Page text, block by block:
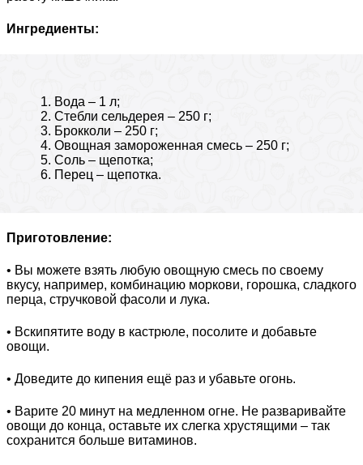
Ингредиенты:
Вода – 1 л;
Стебли сельдерея – 250 г;
Брокколи – 250 г;
Овощная замороженная смесь – 250 г;
Соль – щепотка;
Перец – щепотка.
Приготовление:
• Вы можете взять любую овощную смесь по своему
вкусу, например, комбинацию моркови, горошка, сладкого
перца, стручковой фасоли и лука.
• Вскипятите воду в кастрюле, посолите и добавьте
овощи.
• Доведите до кипения ещё раз и убавьте огонь.
• Варите 20 минут на медленном огне. Не разваривайте
овощи до конца, оставьте их слегка хрустящими – так
сохранится больше витаминов.